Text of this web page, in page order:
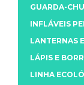
GUARDA-
INFLÁVEIS
LANTERNAS
LÁPIS E
LINHA